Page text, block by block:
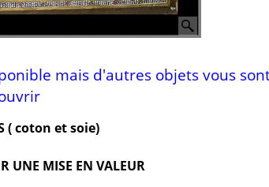
mais d'autres objets vous
( coton et soie)
UNE MISE EN VALEUR